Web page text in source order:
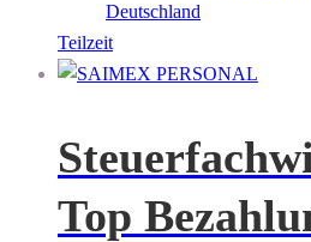
Deutschland
Teilzeit
Top